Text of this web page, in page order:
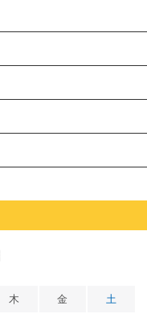
木 金 土